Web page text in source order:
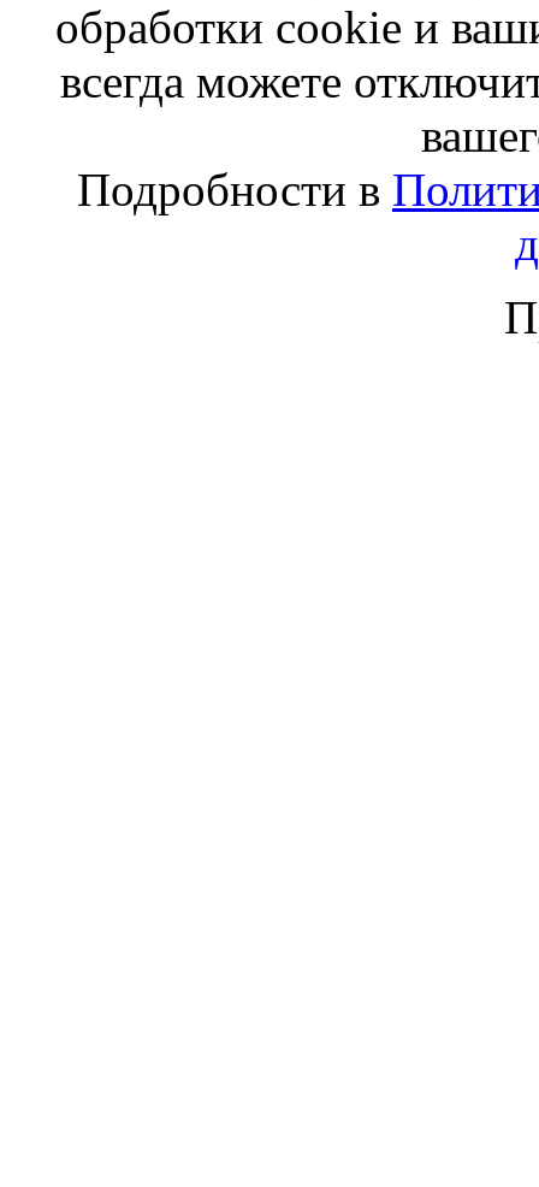
обработки cookie и
всегда можете
Подробности в